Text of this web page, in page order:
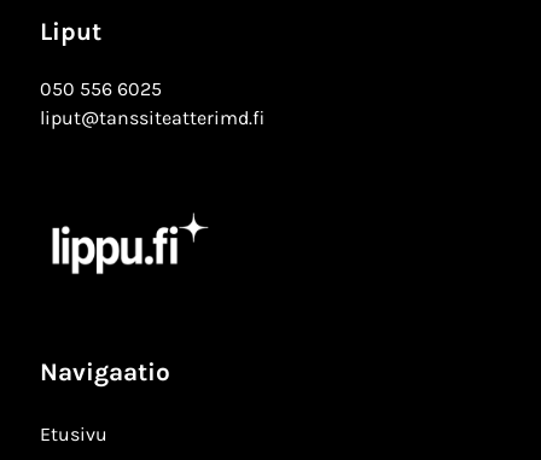
Liput
050 556 6025
liput@tanssiteatterimd.fi
Navigaatio
Etusivu